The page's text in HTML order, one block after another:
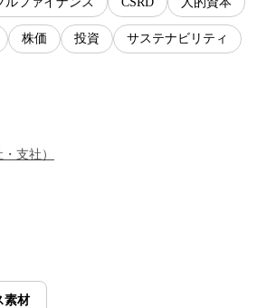
株価 投資 サステナビリティ
・支社 ）
素材